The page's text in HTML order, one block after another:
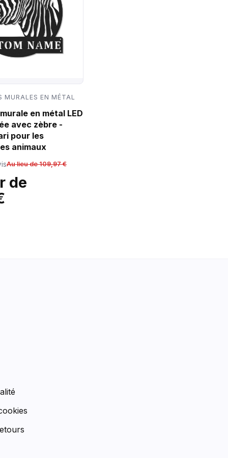
MURALES EN MÉTAL
en métal LED
avec zèbre -
pour les
animaux
Au lieu de 109,97 €
de